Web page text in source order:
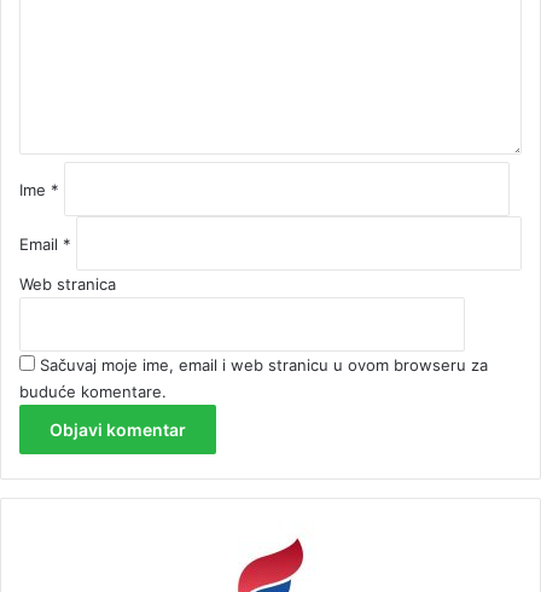
Ime *
Email *
Web stranica
Sačuvaj moje ime, email i web stranicu u ovom browseru za
buduće komentare.